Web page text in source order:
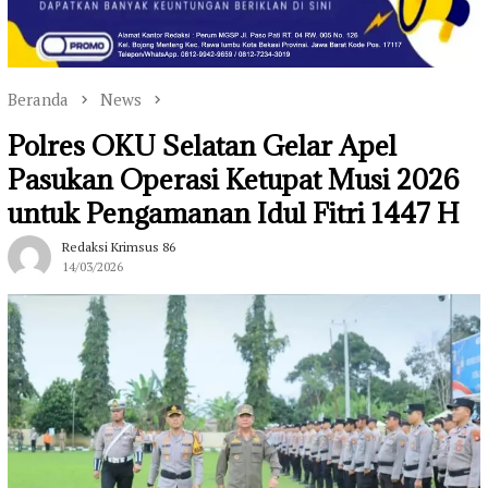
Beranda News
Polres OKU Selatan Gelar Apel
Pasukan Operasi Ketupat Musi 2026
untuk Pengamanan Idul Fitri 1447 H
Redaksi Krimsus 86
14/03/2026